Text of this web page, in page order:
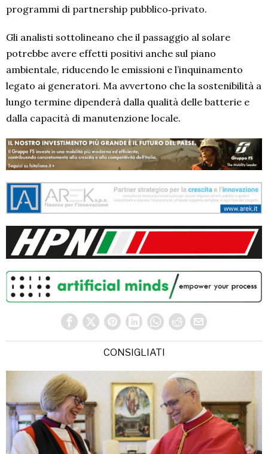
programmi di partnership pubblico‑privato.
Gli analisti sottolineano che il passaggio al solare
potrebbe avere effetti positivi anche sul piano
ambientale, riducendo le emissioni e l’inquinamento
legato ai generatori. Ma avvertono che la sostenibilità a
lungo termine dipenderà dalla qualità delle batterie e
dalla capacità di manutenzione locale.
CONSIGLIATI